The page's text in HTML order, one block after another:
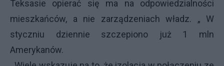
Teksasie opierać się ma na odpowiedzialności
mieszkańców, a nie zarządzeniach władz. „ W
styczniu dziennie szczepiono już 1 mln
Amerykanów.